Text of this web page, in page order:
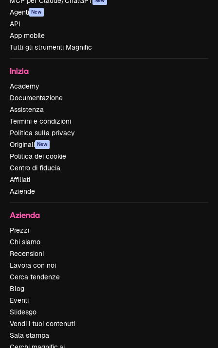
Agenti New
API
App mobile
Tutti gli strumenti Magnific
Inizia
Academy
Documentazione
Assistenza
Termini e condizioni
Politica sulla privacy
Originali New
Politica dei cookie
Centro di fiducia
Affiliati
Aziende
Azienda
Prezzi
Chi siamo
Recensioni
Lavora con noi
Cerca tendenze
Blog
Eventi
Slidesgo
Vendi i tuoi contenuti
Sala stampa